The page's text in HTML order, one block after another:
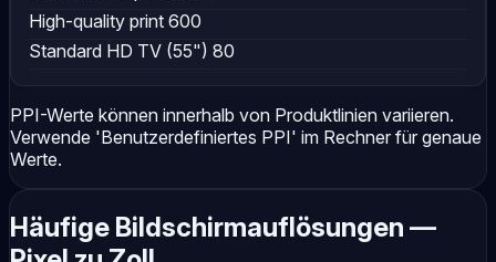
High-quality print 600
Standard HD TV (55") 80
PPI-Werte können innerhalb von Produktlinien variieren.
Verwende 'Benutzerdefiniertes PPI' im Rechner für genaue
Werte.
Häufige Bildschirmauflösungen —